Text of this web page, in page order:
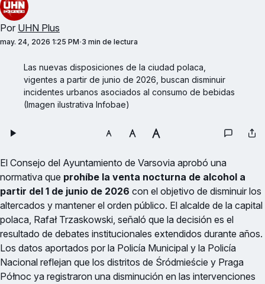
Por UHN Plus
may. 24, 2026 1:25 PM 3 min de lectura
Las nuevas disposiciones de la ciudad polaca,
vigentes a partir de junio de 2026, buscan disminuir
incidentes urbanos asociados al consumo de bebidas
(Imagen ilustrativa Infobae)
El Consejo del Ayuntamiento de Varsovia aprobó una
normativa que prohíbe la venta nocturna de alcohol a
partir del 1 de junio de 2026 con el objetivo de disminuir los
altercados y mantener el orden público. El alcalde de la capital
polaca, Rafał Trzaskowski, señaló que la decisión es el
resultado de debates institucionales extendidos durante años.
Los datos aportados por la Policía Municipal y la Policía
Nacional reflejan que los distritos de Śródmieście y Praga
Północ ya registraron una disminución en las intervenciones